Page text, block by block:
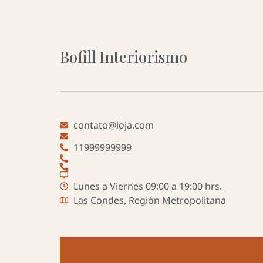
Bofill Interiorismo
contato@loja.com
11999999999
Lunes a Viernes 09:00 a 19:00 hrs.
Las Condes, Región Metropolitana